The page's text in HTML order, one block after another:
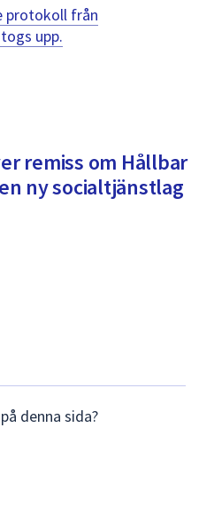
för
att
navigera
för
att
protokoll från
upp.
remiss om Hållbar
ny socialtjänstlag
denna sida?